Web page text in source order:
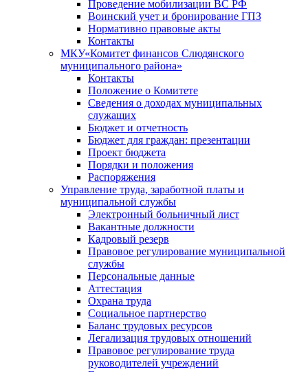
Проведение мобилизации ВС РФ
Воинский учет и бронирование ГПЗ
Нормативно правовые акты
Контакты
МКУ«Комитет финансов Слюдянского
муниципального района»
Контакты
Положение о Комитете
Сведения о доходах муниципальных
служащих
Бюджет и отчетность
Бюджет для граждан: презентации
Проект бюджета
Порядки и положения
Распоряжения
Управление труда, заработной платы и
муниципальной службы
Электронный больничный лист
Вакантные должности
Кадровый резерв
Правовое регулирование муниципальной
службы
Персональные данные
Аттестация
Охрана труда
Социальное партнерство
Баланс трудовых ресурсов
Легализация трудовых отношений
Правовое регулирование труда
руководителей учреждений